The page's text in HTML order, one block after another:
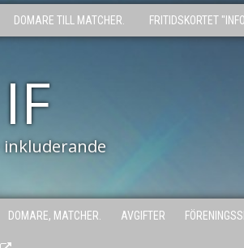
DOMARE TILL MATCHER. FRITIDSKORTET
inkluderande
DOMARE, MATCHER. AVGIFTER